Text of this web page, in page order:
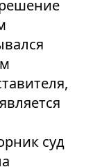
суд